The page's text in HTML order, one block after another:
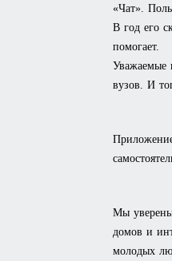
«Чат».
В год его
помогает.
Уважаемые
вузов. И
Мы
домов и
молодых